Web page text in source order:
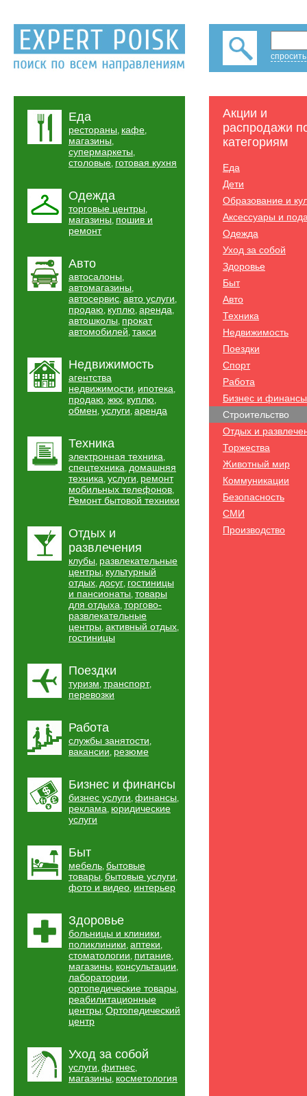
Еда
рестораны, кафе,
магазины,
супермаркеты,
столовые, готовая кухня
Одежда
торговые центры,
магазины, пошив и
ремонт
Авто
автосалоны,
автомагазины,
автосервис, авто услуги,
продаю, куплю, аренда,
автошколы, прокат
автомобилей, такси
Недвижимость
агентства
недвижимости, ипотека,
продаю, жкх, куплю,
обмен, услуги, аренда
Техника
электронная техника,
спецтехника, домашняя
техника, услуги, ремонт
мобильных телефонов,
Ремонт бытовой техники
Отдых и
развлечения
клубы, развлекательные
центры, культурный
отдых, досуг, гостиницы
и пансионаты, товары
для отдыха, торгово-
развлекательные
центры, активный отдых,
гостиницы
Поездки
туризм, транспорт,
перевозки
Работа
службы занятости,
вакансии, резюме
Бизнес и финансы
бизнес услуги, финансы,
реклама, юридические
услуги
Быт
мебель, бытовые
товары, бытовые услуги,
фото и видео, интерьер
Здоровье
больницы и клиники,
поликлиники, аптеки,
стоматологии, питание,
магазины, консультации,
лаборатории,
ортопедические товары,
реабилитационные
центры, Ортопедический
центр
Уход за собой
услуги, фитнес,
магазины, косметология
Акции и
распродажи
категориям
Еда
Дети
Образование и
Аксессуары и
Одежда
Уход за собой
Здоровье
Быт
Авто
Техника
Недвижимость
Поездки
Спорт
Работа
Бизнес и финансы
Строительство
Отдых и
Торжества
Животный мир
Коммуникации
Безопасность
СМИ
Производство